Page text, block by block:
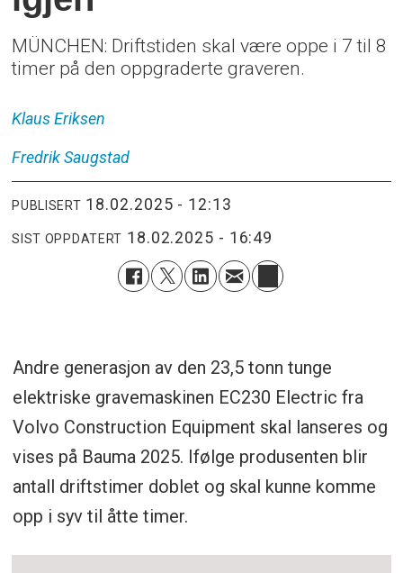
MÜNCHEN: Driftstiden skal være oppe i 7 til 8
timer på den oppgraderte graveren.
Klaus Eriksen
Fredrik Saugstad
PUBLISERT 18.02.2025 - 12:13
SIST OPPDATERT 18.02.2025 - 16:49
Andre generasjon av den 23,5 tonn tunge
elektriske gravemaskinen EC230 Electric fra
Volvo Construction Equipment skal lanseres og
vises på Bauma 2025. Ifølge produsenten blir
antall driftstimer doblet og skal kunne komme
opp i syv til åtte timer.